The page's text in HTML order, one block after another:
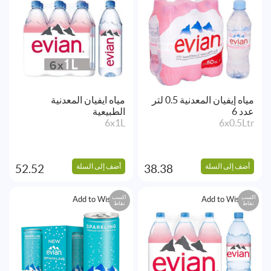
مياه إيفيان المعدنية 0.5 لتر
عدد 6
6x0.5Ltr
أضف إلى السلة 38.38
مياه ايفيان المعدنية
الطبيعية
6x1L
أضف إلى السلة 52.52
Add to Wishlist
اكسب
نقاط
Add to Wishlist
اكسب
نقاط